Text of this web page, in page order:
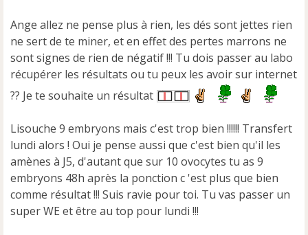
Ange allez ne pense plus à rien, les dés sont jettes rien
ne sert de te miner, et en effet des pertes marrons ne
sont signes de rien de négatif !!! Tu dois passer au labo
récupérer les résultats ou tu peux les avoir sur internet
?? Je te souhaite un résultat
Lisouche 9 embryons mais c'est trop bien !!!!!! Transfert
lundi alors ! Oui je pense aussi que c'est bien qu'il les
amènes à J5, d'autant que sur 10 ovocytes tu as 9
embryons 48h après la ponction c 'est plus que bien
comme résultat !!! Suis ravie pour toi. Tu vas passer un
super WE et être au top pour lundi !!!